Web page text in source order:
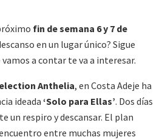
fin de semana 6 y 7 de
en un lugar único? Sigue
a contar te va a interesar.
Anthelia, en Costa Adeje ha
ideada ‘Solo para Ellas’. Dos días
un respiro y descansar. El plan
entre muchas mujeres